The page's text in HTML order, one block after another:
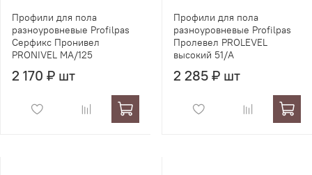
Профили для пола
разноуровневые Profilpas
Серфикс Пронивел
PRONIVEL MA/125
2 170 ₽ шт
Профили для пола
разноуровневые Profilpas
Пролевел PROLEVEL
высокий 51/A
2 285 ₽ шт